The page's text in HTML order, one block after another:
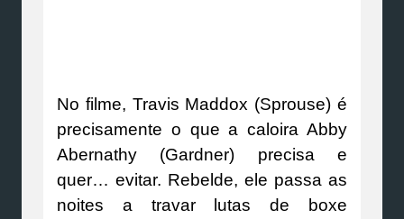
No filme, Travis Maddox (Sprouse) é
precisamente o que a caloira Abby
Abernathy (Gardner) precisa e
quer… evitar. Rebelde, ele passa as
noites a travar lutas de boxe